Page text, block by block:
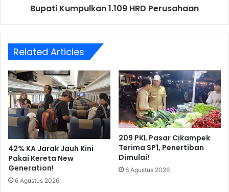
Bupati Kumpulkan 1.109 HRD Perusahaan
Related Articles
42% KA Jarak Jauh Kini
Pakai Kereta New
Generation!
6 Agustus 2026
209 PKL Pasar Cikampek
Terima SP1, Penertiban
Dimulai!
6 Agustus 2026